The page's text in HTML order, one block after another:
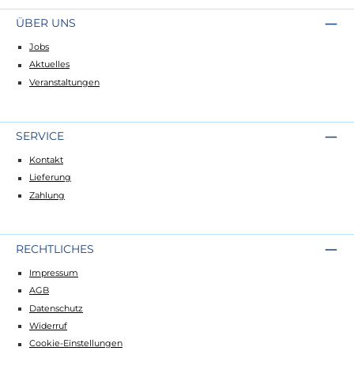
ÜBER UNS
Jobs
Aktuelles
Veranstaltungen
SERVICE
Kontakt
Lieferung
Zahlung
RECHTLICHES
Impressum
AGB
Datenschutz
Widerruf
Cookie-Einstellungen